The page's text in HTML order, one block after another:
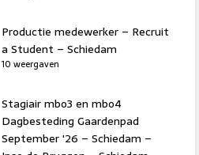
Productie medewerker – Recruit
a Student – Schiedam
10 weergaven
Stagiair mbo3 en mbo4
Dagbesteding Gaardenpad
September '26 – Schiedam –